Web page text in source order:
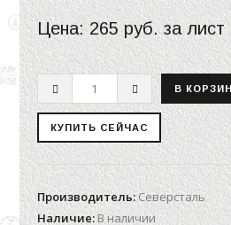
Цена:265 руб.за лист
Производитель:Северсталь
Наличие: В наличии